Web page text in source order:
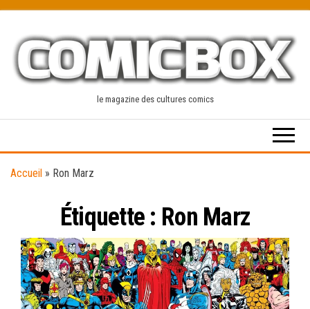
content
le magazine des cultures comics
Accueil » Ron Marz
Étiquette : Ron Marz